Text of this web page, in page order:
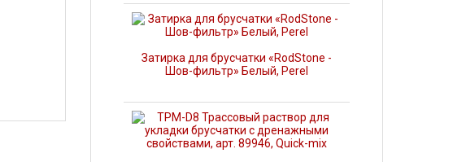
Затирка для брусчатки «RodStone -
Шов-фильтр» Белый, Perel